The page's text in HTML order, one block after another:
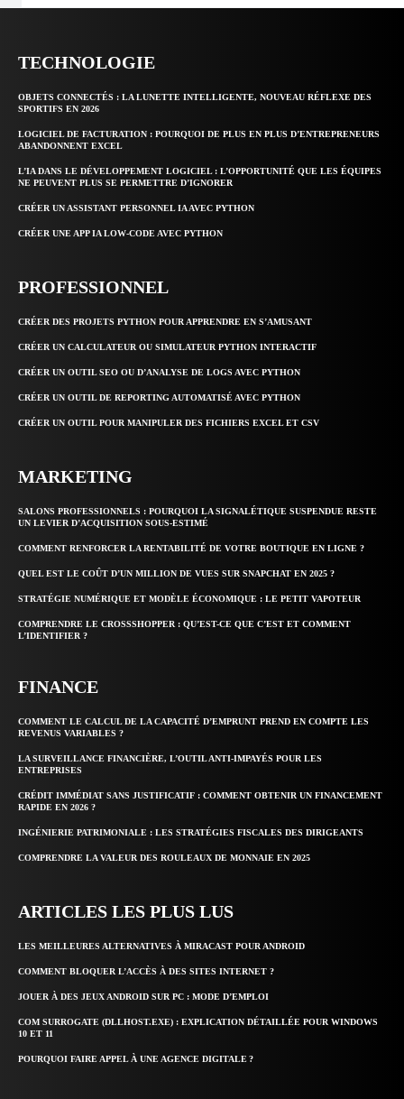
TECHNOLOGIE
OBJETS CONNECTÉS : LA LUNETTE INTELLIGENTE, NOUVEAU RÉFLEXE DES
SPORTIFS EN 2026
LOGICIEL DE FACTURATION : POURQUOI DE PLUS EN PLUS D’ENTREPRENEURS
ABANDONNENT EXCEL
L’IA DANS LE DÉVELOPPEMENT LOGICIEL : L’OPPORTUNITÉ QUE LES ÉQUIPES
NE PEUVENT PLUS SE PERMETTRE D’IGNORER
CRÉER UN ASSISTANT PERSONNEL IA AVEC PYTHON
CRÉER UNE APP IA LOW-CODE AVEC PYTHON
PROFESSIONNEL
CRÉER DES PROJETS PYTHON POUR APPRENDRE EN S’AMUSANT
CRÉER UN CALCULATEUR OU SIMULATEUR PYTHON INTERACTIF
CRÉER UN OUTIL SEO OU D’ANALYSE DE LOGS AVEC PYTHON
CRÉER UN OUTIL DE REPORTING AUTOMATISÉ AVEC PYTHON
CRÉER UN OUTIL POUR MANIPULER DES FICHIERS EXCEL ET CSV
MARKETING
SALONS PROFESSIONNELS : POURQUOI LA SIGNALÉTIQUE SUSPENDUE RESTE
UN LEVIER D’ACQUISITION SOUS-ESTIMÉ
COMMENT RENFORCER LA RENTABILITÉ DE VOTRE BOUTIQUE EN LIGNE ?
QUEL EST LE COÛT D’UN MILLION DE VUES SUR SNAPCHAT EN 2025 ?
STRATÉGIE NUMÉRIQUE ET MODÈLE ÉCONOMIQUE : LE PETIT VAPOTEUR
COMPRENDRE LE CROSSSHOPPER : QU’EST-CE QUE C’EST ET COMMENT
L’IDENTIFIER ?
FINANCE
COMMENT LE CALCUL DE LA CAPACITÉ D’EMPRUNT PREND EN COMPTE LES
REVENUS VARIABLES ?
LA SURVEILLANCE FINANCIÈRE, L’OUTIL ANTI-IMPAYÉS POUR LES
ENTREPRISES
CRÉDIT IMMÉDIAT SANS JUSTIFICATIF : COMMENT OBTENIR UN FINANCEMENT
RAPIDE EN 2026 ?
INGÉNIERIE PATRIMONIALE : LES STRATÉGIES FISCALES DES DIRIGEANTS
COMPRENDRE LA VALEUR DES ROULEAUX DE MONNAIE EN 2025
ARTICLES LES PLUS LUS
LES MEILLEURES ALTERNATIVES À MIRACAST POUR ANDROID
COMMENT BLOQUER L’ACCÈS À DES SITES INTERNET ?
JOUER À DES JEUX ANDROID SUR PC : MODE D’EMPLOI
COM SURROGATE (DLLHOST.EXE) : EXPLICATION DÉTAILLÉE POUR WINDOWS
10 ET 11
POURQUOI FAIRE APPEL À UNE AGENCE DIGITALE ?